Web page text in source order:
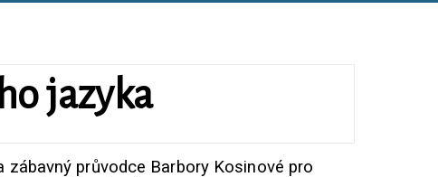
jazyka
zábavný průvodce Barbory Kosinové pro